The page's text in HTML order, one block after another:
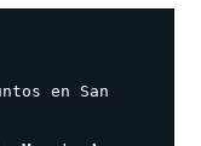
en San